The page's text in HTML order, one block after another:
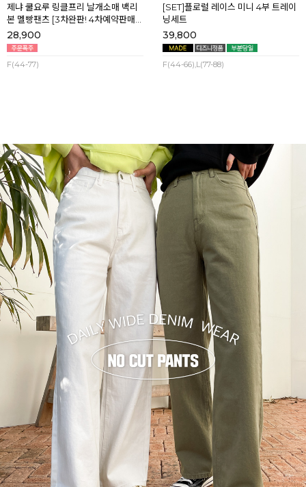
제냐 쿨요루 링클프리 날개소매 백리
본 멜빵팬츠 [3차완판! 4차예약판매]
[네이비] 8월셋째주 순차배송
28,900
F(44-77)
[SET]플로럴 레이스 미니 4부 트레이
닝세트
39,800
F(44-66),L(77-88)